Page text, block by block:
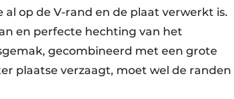
op de V-rand en de plaat verwerkt is.
en perfecte hechting van het
gecombineerd met een grote
plaatse verzaagt, moet wel de randen